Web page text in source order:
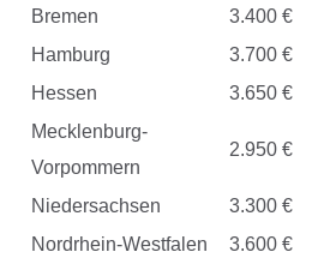
Bremen
3.400 €
Hamburg
3.700 €
Hessen
3.650 €
Mecklenburg-
Vorpommern
2.950 €
Niedersachsen
3.300 €
Nordrhein-Westfalen
3.600 €